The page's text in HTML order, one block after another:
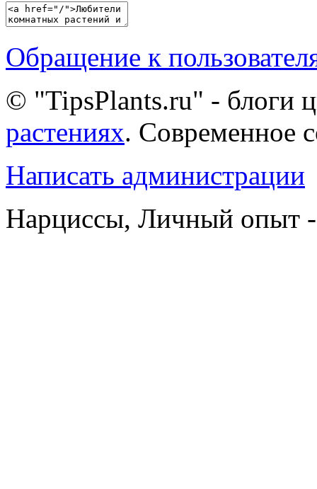
Обращение к
© "TipsPlants.ru" - блоги
растениях. Современное
Написать администрации
Нарциссы, Личный опыт -